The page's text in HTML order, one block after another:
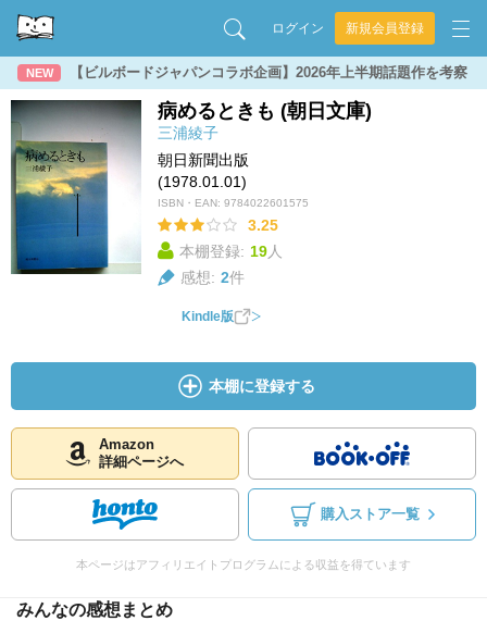
ログイン 新規会員登録
NEW 【ビルボードジャパンコラボ企画】2026年上半期話題作を考察
病めるときも (朝日文庫)
三浦綾子
朝日新聞出版
(1978.01.01)
ISBN・EAN: 9784022601575
3.25
本棚登録: 19人
感想: 2件
Kindle版
本棚に登録する
Amazon
詳細ページへ
購入ストア一覧
本ページはアフィリエイトプログラムによる収益を得ています
みんなの感想まとめ